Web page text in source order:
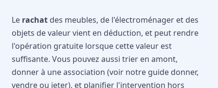
Le rachat des meubles, de l'électroménager et des
objets de valeur vient en déduction, et peut rendre
l'opération gratuite lorsque cette valeur est
suffisante. Vous pouvez aussi trier en amont,
donner à une association (voir notre guide donner,
vendre ou jeter), et planifier l'intervention hors